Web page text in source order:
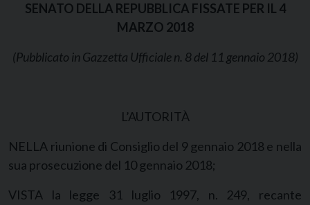
SENATO DELLA REPUBBLICA FISSATE PER IL 4
MARZO 2018
(Pubblicato in Gazzetta Ufficiale n. 8 del 11 gennaio 2018)
L’AUTORITÀ
NELLA riunione di Consiglio del 9 gennaio 2018 e nella
sua prosecuzione del 10 gennaio 2018;
VISTA la legge 31 luglio 1997, n. 249, recante